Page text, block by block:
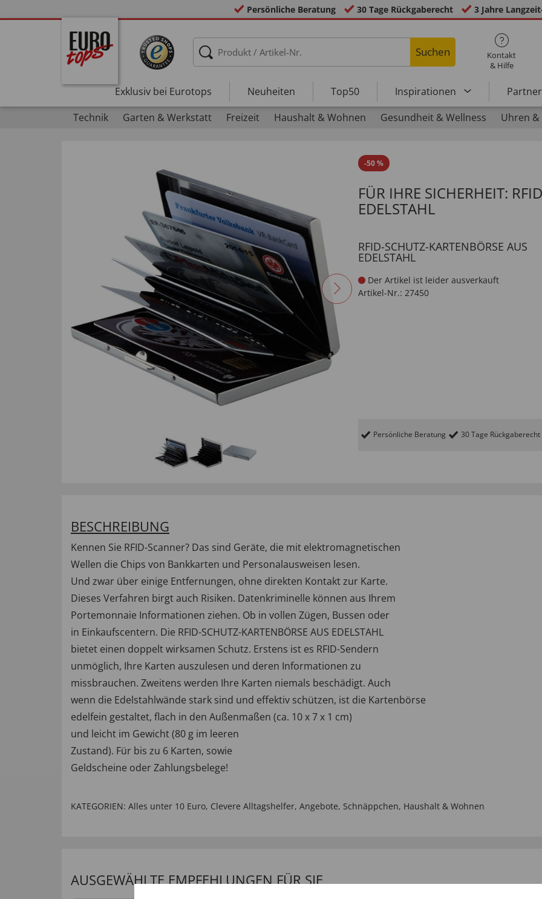
Persönliche Beratung 30 Tage Rückgaberecht 3 Jahre
Suchen
Kontakt
& Hilfe
Exklusiv bei Eurotops Neuheiten Top50 Inspirationen
Technik
Garten & Werkstatt Freizeit Haushalt & Wohnen Gesundheit & Wellness Uhren &
-50%
FÜR IHRE SICHERHEIT:
EDELSTAHL
RFID-SCHUTZ-KARTENBÖRSE AUS
EDELSTAHL
Der Artikel ist leider ausverkauft
Artikel-Nr.: 27450
Persönliche Beratung 30 Tage Rückgaberecht
BESCHREIBUNG
Kennen Sie RFID-Scanner? Das sind Geräte, die mit elektromagnetischen
Wellen die Chips von Bankkarten und Personalausweisen lesen.
Und zwar über einige Entfernungen, ohne direkten Kontakt zur Karte.
Dieses Verfahren birgt auch Risiken. Datenkriminelle können aus Ihrem
Portemonnaie Informationen ziehen. Ob in vollen Zügen, Bussen oder
in Einkaufscentern. Die RFID-SCHUTZ-KARTENBÖRSE AUS EDELSTAHL
bietet einen doppelt wirksamen Schutz. Erstens ist es RFID-Sendern
unmöglich, Ihre Karten auszulesen und deren Informationen zu
missbrauchen. Zweitens werden Ihre Karten niemals beschädigt. Auch
wenn die Edelstahlwände stark sind und effektiv schützen, ist die Kartenbörse
edelfein gestaltet, flach in den Außenmaßen (ca. 10 x 7 x 1 cm)
und leicht im Gewicht (80 g im leeren
Zustand). Für bis zu 6 Karten, sowie
Geldscheine oder Zahlungsbelege!
KATEGORIEN: Alles unter 10 Euro, Clevere Alltagshelfer, Angebote, Schnäppchen, Haushalt & Wohnen
AUSGEWÄHLTE EMPFEHLUNGEN FÜR SIE